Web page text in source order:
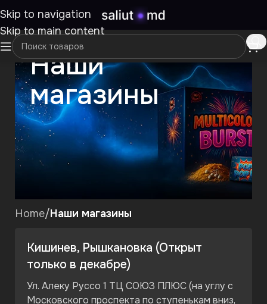
Skip to navigation
Skip to main content
Наши
магазины
Home/Наши магазины
Кишинев, Рышкановка (Открыт
только в декабре)
Ул. Алеку Руссо 1 ТЦ СОЮЗ ПЛЮС (на углу c
Московского проспекта по ступенькам вниз,